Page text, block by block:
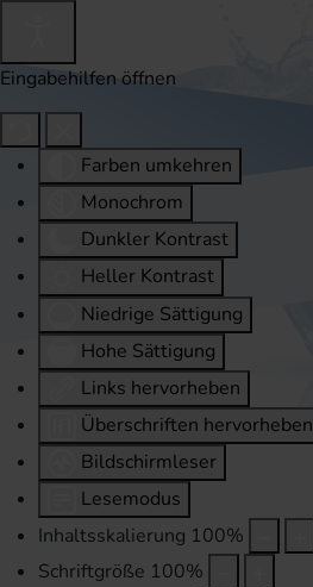
Eingabehilfen öffnen
Farben umkehren
Monochrom
Dunkler Kontrast
Heller Kontrast
Niedrige Sättigung
Hohe Sättigung
Links hervorheben
Überschriften hervorheben
Bildschirmleser
Lesemodus
Inhaltsskalierung 100%
Schriftgröße 100%